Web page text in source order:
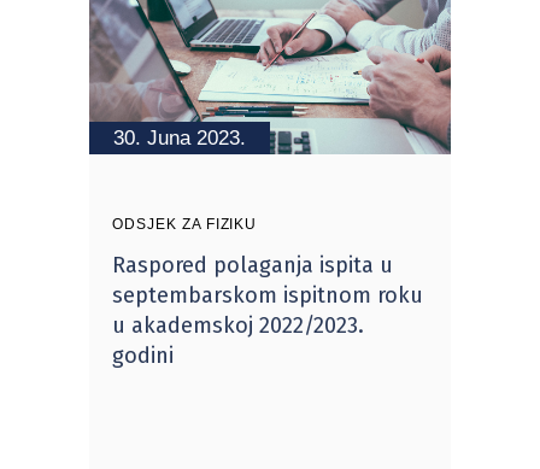
30. Juna 2023.
ODSJEK ZA FIZIKU
Raspored polaganja ispita u
septembarskom ispitnom roku
u akademskoj 2022/2023.
godini